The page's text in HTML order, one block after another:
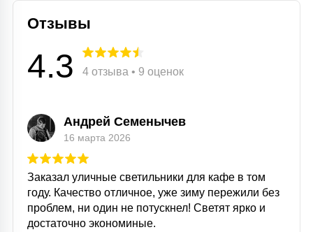
МЕДИЦИНСКИЕ АППАРАТЫ
ОПЕРАЦИОННЫЕ СТОЛЫ
ДИНАМИЧЕСКИЙ СВЕТ
СЦЕНИЧЕСКОЕ И СТУДИЙНОЕ
Отзывы
4.3 4 отзыва • 9 оценок
Андрей Семенычев
16 марта 2026
Заказал уличные светильники для кафе в том
году. Качество отличное, уже зиму пережили без
проблем, ни один не потускнел! Светят ярко и
достаточно экономиные.